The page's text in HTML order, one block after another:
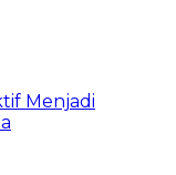
Menjadi